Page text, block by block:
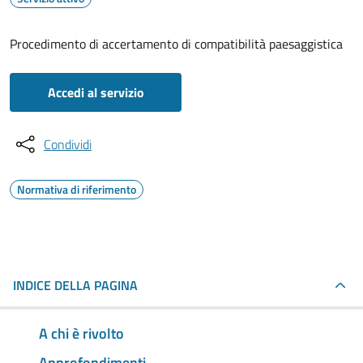
Procedimento di accertamento di compatibilità paesaggistica
Accedi al servizio
Condividi
Normativa di riferimento
INDICE DELLA PAGINA
A chi è rivolto